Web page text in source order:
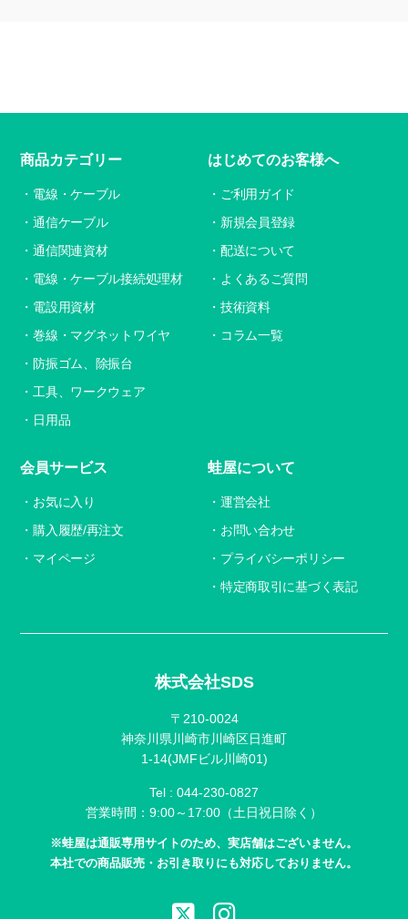
株式会社SDS
〒210-0024
神奈川県川崎市川崎区日進町
1-14(JMFビル川崎01)
Tel : 044-230-0827
営業時間：9:00～17:00（土日祝日除く）
※蛙屋は通販専用サイトのため、実店舗はございません。
本社での商品販売・お引き取りにも対応しておりません。
商品カテゴリー
電線・ケーブル
通信ケーブル
通信関連資材
電線・ケーブル接続処理材
電設用資材
巻線・マグネットワイヤ
防振ゴム、除振台
工具、ワークウェア
日用品
はじめてのお客様へ
ご利用ガイド
新規会員登録
配送について
よくあるご質問
技術資料
コラム一覧
会員サービス
お気に入り
購入履歴/再注文
マイページ
蛙屋について
運営会社
お問い合わせ
プライバシーポリシー
特定商取引に基づく表記